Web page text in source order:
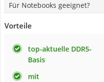
Für Notebooks geeignet?
Vorteile
top-aktuelle DDR5-
Basis
mit